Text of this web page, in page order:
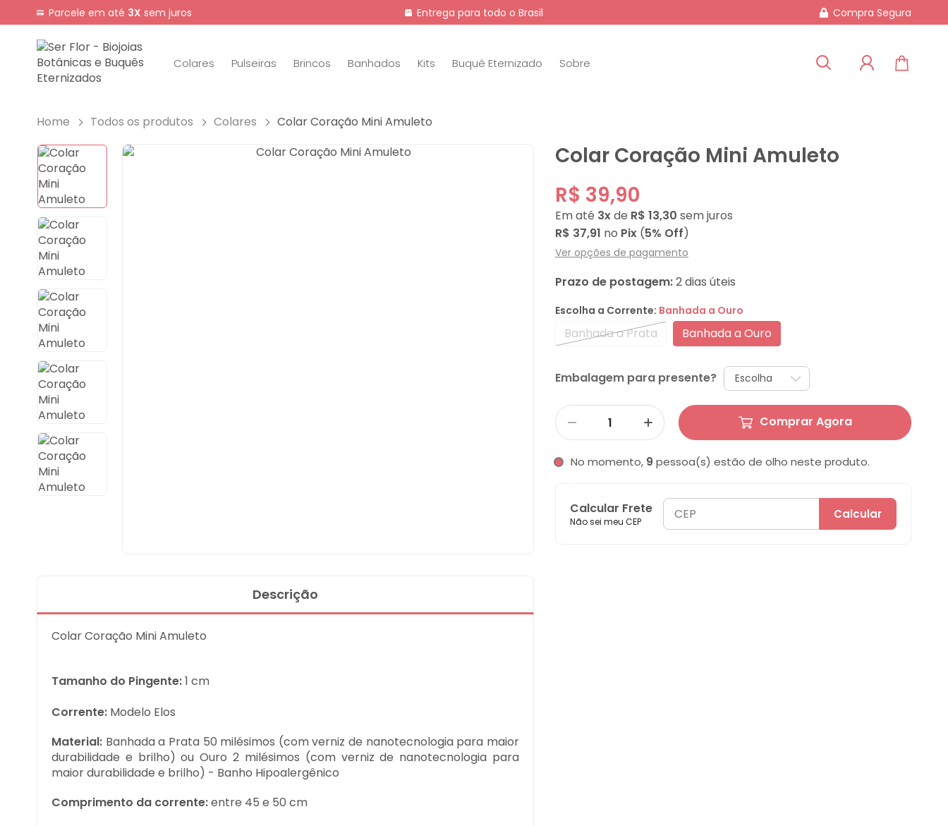
Parcele em até 3X sem juros Entrega para todo o Brasil Compra Segura
Colares Pulseiras Brincos Banhados Kits Buquê Eternizado Sobre
Home Todos os produtos Colares Colar Coração Mini Amuleto
Descrição
Colar Coração Mini Amuleto
Tamanho do Pingente:1 cm
Corrente: Modelo Elos
Material: Banhada a Prata 50 milésimos (com verniz de nanotecnologia para maior
durabilidade e brilho) ou Ouro 2 milésimos (com verniz de nanotecnologia para
maior durabilidade e brilho) - Banho Hipoalergênico
Comprimento da corrente:entre 45 e 50 cm
Colar Coração Mini Amuleto
Prazo de postagem:2 dias úteis
R$ 39,90
Em até 3xde R$ 13,30 sem juros
R$ 37,91 no Pix (5% Off)
Ver opções de pagamento
Escolha a Corrente: Banhada a Ouro
Banhada a Prata Banhada a Ouro
Embalagem para presente?
Comprar Agora
No momento, 9 pessoa(s) estão de olho neste produto.
Calcular Frete
Não sei meu CEP Calcular